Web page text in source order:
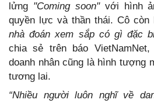
lửng "Coming soon"với hình
quyền lực và thần thái. Cô còn
nhà đoán xem sắp có gì đặc
chia sẻ trên báo
doanh nhân cũng là hình tượng
tương lai.
“Nhiều người luôn nghĩ về